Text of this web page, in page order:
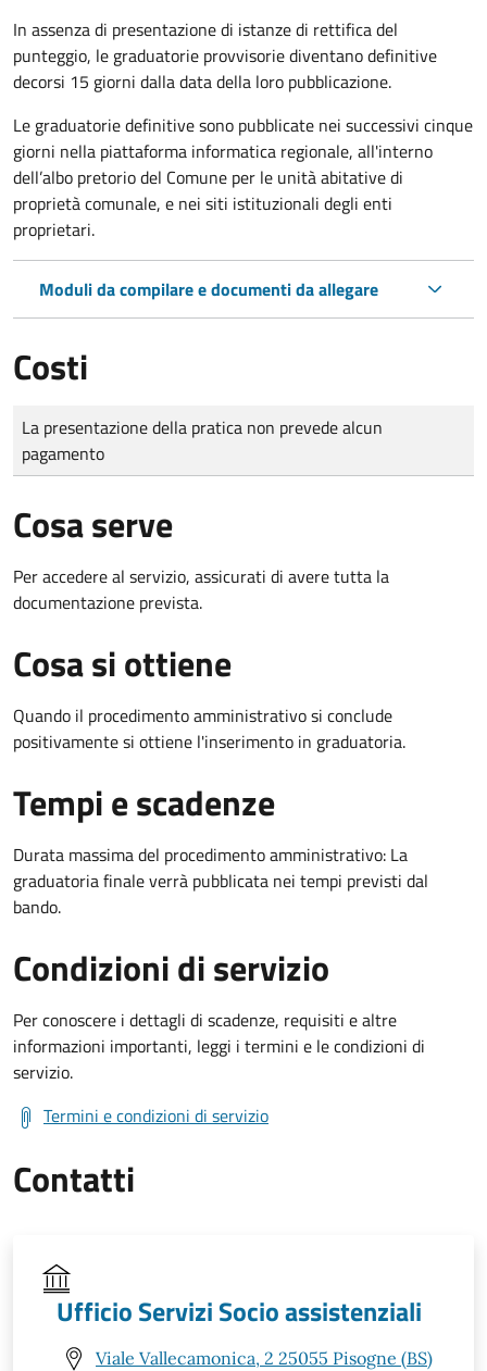
In assenza di presentazione di istanze di rettifica del
punteggio, le graduatorie provvisorie diventano definitive
decorsi 15 giorni dalla data della loro pubblicazione.
Le graduatorie definitive sono pubblicate nei successivi cinque
giorni nella piattaforma informatica regionale, all'interno
dell’albo pretorio del Comune per le unità abitative di
proprietà comunale, e nei siti istituzionali degli enti
proprietari.
Moduli da compilare e documenti da allegare
Costi
Tipo di pagamento
Importo
La presentazione della pratica non prevede alcun
pagamento
Cosa serve
Per accedere al servizio, assicurati di avere tutta la
documentazione prevista.
Cosa si ottiene
Quando il procedimento amministrativo si conclude
positivamente si ottiene l'inserimento in graduatoria.
Tempi e scadenze
Durata massima del procedimento amministrativo: La
graduatoria finale verrà pubblicata nei tempi previsti dal
bando.
Condizioni di servizio
Per conoscere i dettagli di scadenze, requisiti e altre
informazioni importanti, leggi i termini e le condizioni di
servizio.
Termini e condizioni di servizio
Contatti
Ufficio Servizi Socio assistenziali
Viale Vallecamonica, 2 25055 Pisogne (BS)